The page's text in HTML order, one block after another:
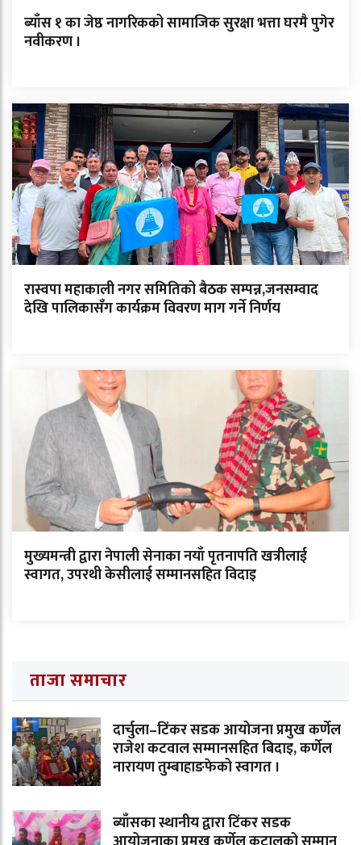
ब्याँस १ का जेष्ठ नागरिकको सामाजिक सुरक्षा भत्ता घरमै पुगेर
नवीकरण ।
रास्वपा महाकाली नगर समितिको बैठक सम्पन्न,जनसम्वाद
देखि पालिकासँग कार्यक्रम विवरण माग गर्ने निर्णय
मुख्यमन्त्री द्वारा नेपाली सेनाका नयाँ पृतनापति खत्रीलाई
स्वागत, उपरथी केसीलाई सम्मानसहित विदाइ
ताजा समाचार
दार्चुला–टिंकर सडक आयोजना प्रमुख कर्णेल
राजेश कटवाल सम्मानसहित बिदाइ, कर्णेल
नारायण तुम्बाहाङफेको स्वागत ।
ब्याँसका स्थानीय द्वारा टिंकर सडक